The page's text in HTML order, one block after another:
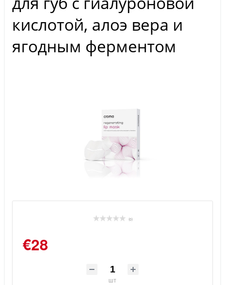
кислотой, алоэ вера и
ягодным ферментом
(0)
€28
шт